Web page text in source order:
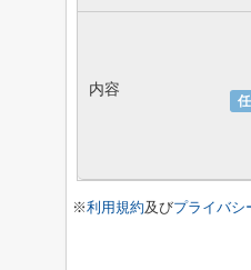
内容
※利用規約及びプライバシ